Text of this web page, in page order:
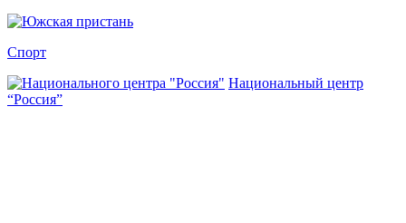
Спорт
Национальный центр
“Россия”